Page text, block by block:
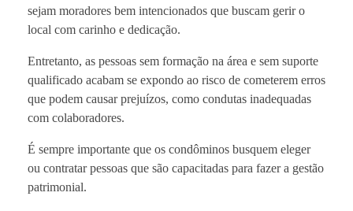
sejam moradores bem intencionados que buscam gerir o
local com carinho e dedicação.
Entretanto, as pessoas sem formação na área e sem suporte
qualificado acabam se expondo ao risco de cometerem erros
que podem causar prejuízos, como condutas inadequadas
com colaboradores.
É sempre importante que os condôminos busquem eleger
ou contratar pessoas que são capacitadas para fazer a gestão
patrimonial.